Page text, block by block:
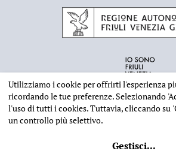
2026 - Deputazione di Storia Patria per il
Utilizziamo i cookie per offrirti l'esperienza
ricordando le tue preferenze. Selezionando
l'uso di tutti i cookies. Tuttavia, cliccando su
un controllo più selettivo.
Gestisci...